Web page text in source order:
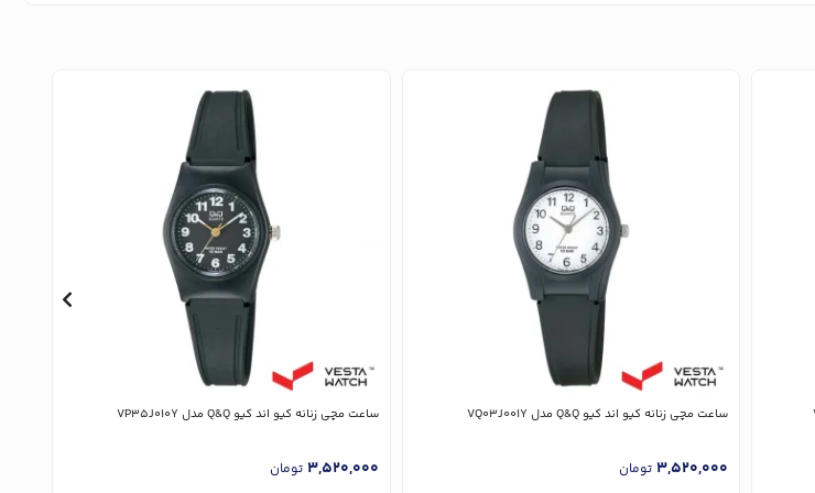
ساعت مچی زنانه کیو اند کیو Q&Q مدل VQ03J001Y
3,520,000 تومان
ساعت مچی زنانه کیو اند کیو Q&Q مدل VP35J010Y
3,520,000 تومان